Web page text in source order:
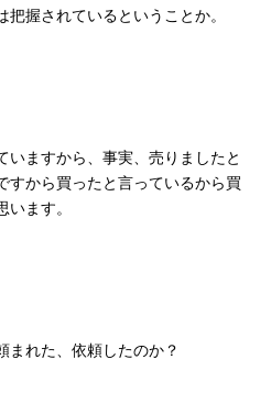
握されているということか。
ますから、事実、売りましたと
すから買ったと言っているから買
ます。
れた、依頼したのか？